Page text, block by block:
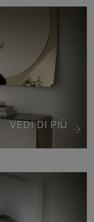
VEDI DI PIÙ